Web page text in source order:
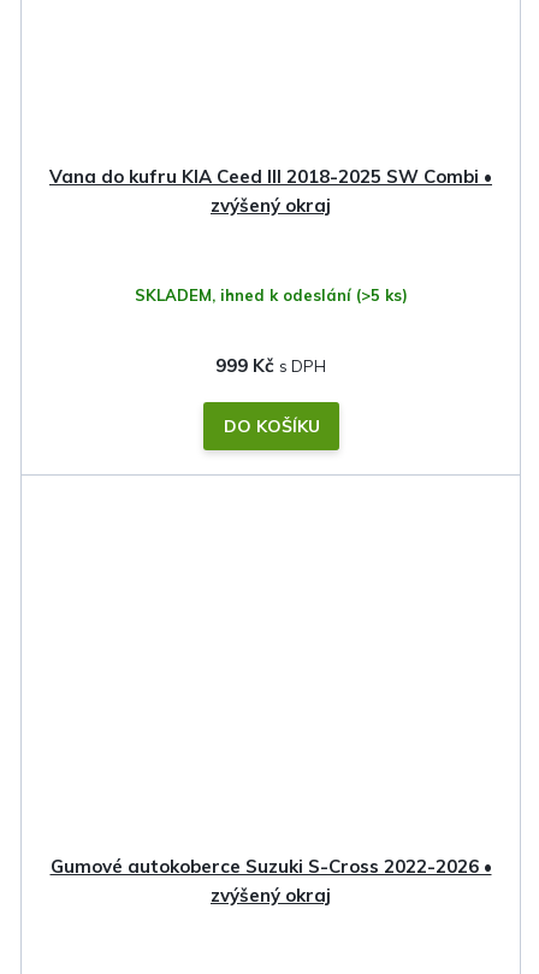
Vana do kufru KIA Ceed III 2018-2025 SW Combi •
zvýšený okraj
SKLADEM, ihned k odeslání (>5 ks)
999 Kč
DO KOŠÍKU
Gumové autokoberce Suzuki S-Cross 2022-2026 •
zvýšený okraj